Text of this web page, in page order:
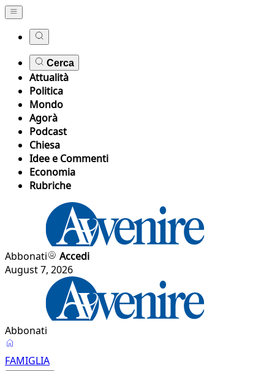
Cerca
Attualità
Politica
Mondo
Agorà
Podcast
Chiesa
Idee e Commenti
Economia
Rubriche
Abbonati
Accedi
August 7, 2026
Abbonati
FAMIGLIA